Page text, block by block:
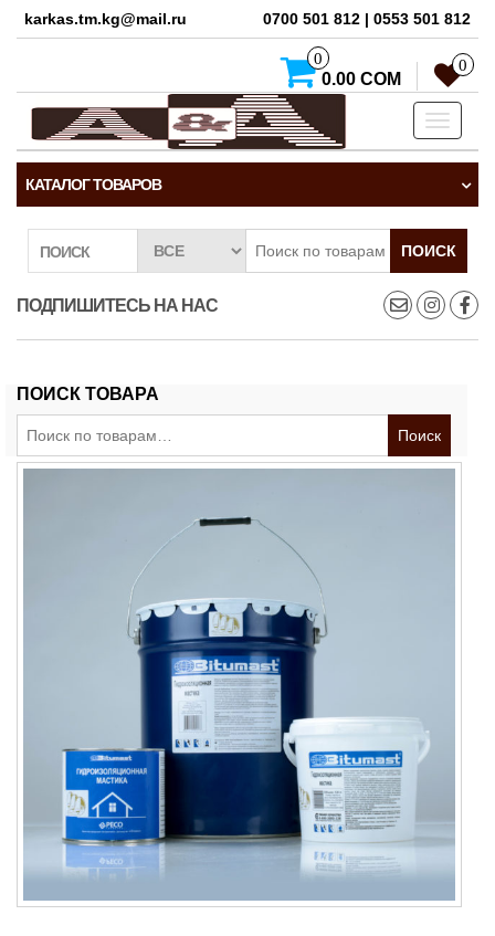
karkas.tm.kg@mail.ru 0700 501 812 | 0553 501 812
0
0.00 СОМ
0
Toggle
КАТАЛОГ ТОВАРОВ
ПОИСК ПОИСК
ПОДПИШИТЕСЬ НА НАС
ПОИСК ТОВАРА
Поиск